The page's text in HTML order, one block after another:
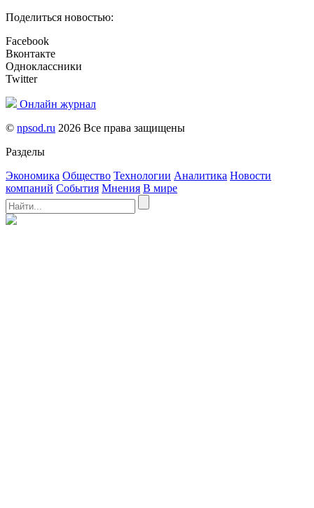
Поделиться новостью:
Facebook
Вконтакте
Одноклассники
Twitter
Онлайн журнал
© npsod.ru 2026 Все права защищены
Разделы
Экономика Общество Технологии Аналитика Новости
компаний События Мнения В мире